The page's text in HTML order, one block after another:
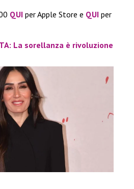
QUI per Apple Store e QUI per
La sorellanza è rivoluzione